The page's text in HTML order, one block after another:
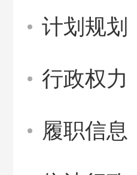
计划规划
行政权力
履职信息